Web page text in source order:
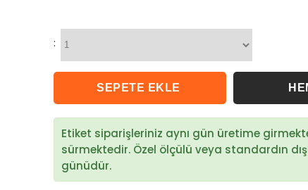
:
Etiket siparişleriniz aynı gün üretime
sürmektedir. Özel ölçülü veya standardın
günüdür.